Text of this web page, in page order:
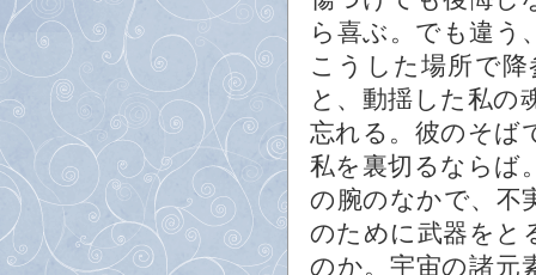
ら喜ぶ。でも違う
こうした場所で
と、動揺した私の
忘れる。彼のそ
私を裏切るならば
の腕のなかで、不
のために武器を
のか。宇宙の諸元